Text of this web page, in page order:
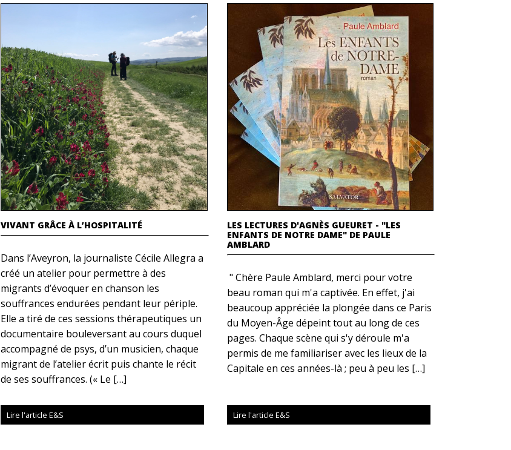
VIVANT GRÂCE À L’HOSPITALITÉ
Dans l’Aveyron, la journaliste Cécile Allegra a
créé un atelier pour permettre à des
migrants d’évoquer en chanson les
souffrances endurées pendant leur périple.
Elle a tiré de ces sessions thérapeutiques un
documentaire bouleversant au cours duquel
accompagné de psys, d’un musicien, chaque
migrant de l’atelier écrit puis chante le récit
de ses souffrances. (« Le […]
Lire l'article E&S
LES LECTURES D'AGNÈS GUEURET - "LES
ENFANTS DE NOTRE DAME" DE PAULE
AMBLARD
" Chère Paule Amblard, merci pour votre
beau roman qui m'a captivée. En effet, j'ai
beaucoup appréciée la plongée dans ce Paris
du Moyen-Âge dépeint tout au long de ces
pages. Chaque scène qui s'y déroule m'a
permis de me familiariser avec les lieux de la
Capitale en ces années-là ; peu à peu les […]
Lire l'article E&S